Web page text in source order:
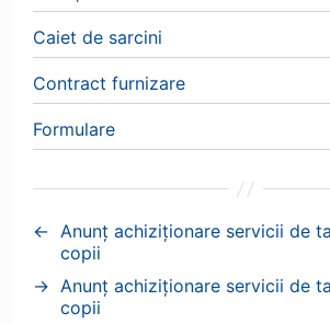
Caiet de sarcini
Contract furnizare
Formulare
← Anunț achiziționare servicii de
copii
→ Anunț achiziționare servicii de
copii